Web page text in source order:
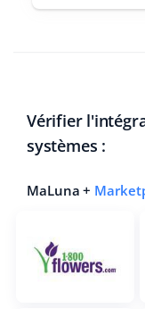
Vérifier
systèmes :
MaLuna +